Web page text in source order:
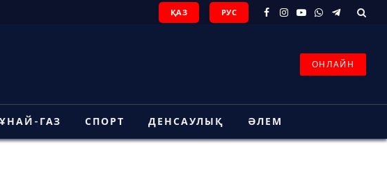
ҚАЗ РУС
Facebook
Instagram
YouTube
WhatsApp
Telegram
ОНЛАЙН
ГАЗ СПОРТ ДЕНСАУЛЫҚ ӘЛЕМ